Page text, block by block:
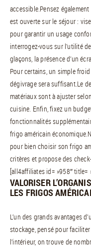
accessible.Pensez
est ouverte sur le séjour :
pour garantir un usage
interrogez-vous sur l’utilité
glaçons, la présence d’un
Pour certains, un simple
dégivrage sera suffisant.Le
matériaux sont à ajuster
cuisine. Enfin, fixez un
fonctionnalités
frigo américain
pour bien choisir son frigo
critères et propose des
[all4affiliates id= »958″ title=
VALORISER
LES FRIGOS
L’un des grands avantages
stockage, pensé pour
l’intérieur, on trouve de